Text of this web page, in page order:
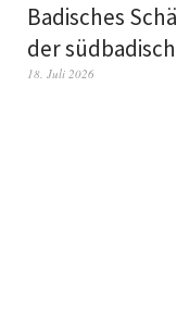
Badisches
der
18. Juli 2026